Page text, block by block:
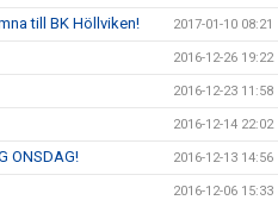
till BK Höllviken! 2017-01-10 08:21
2016-12-26 19:22
2016-12-23 11:58
2016-12-14 22:02
ONSDAG! 2016-12-13 14:56
2016-12-06 15:33